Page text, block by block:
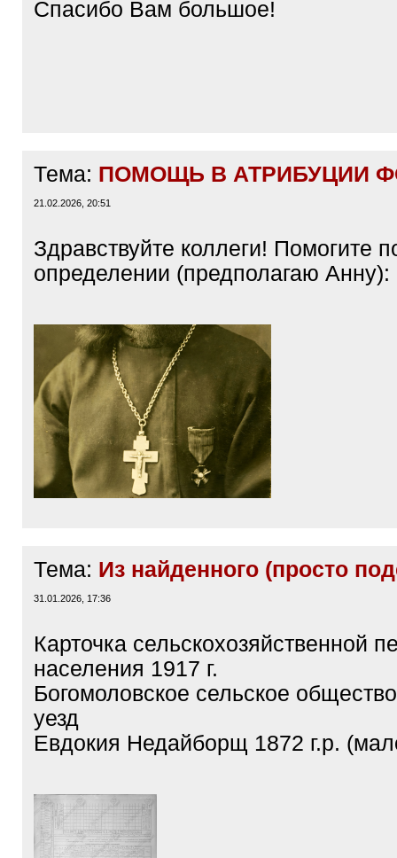
Спасибо Вам большое!
Тема: ПОМОЩЬ В АТРИБУЦИИ
21.02.2026, 20:51
Здравствуйте коллеги! Помогите
определении (предполагаю Анну):
Тема: Из найденного (просто
31.01.2026, 17:36
Карточка сельскохозяйственной
населения 1917 г.
Богомоловское сельское
уезд
Евдокия Недайборщ 1872 г.р.